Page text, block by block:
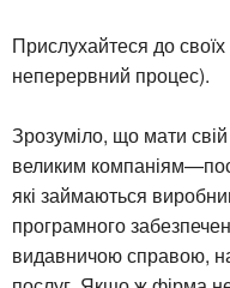
Прислухайтеся до своїх
неперервний процес).
Зрозуміло, що мати
великим
які займаються
програмного
видавничою справою,